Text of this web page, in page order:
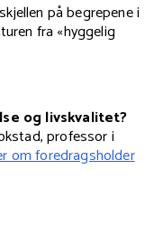
på begrepene i
fra «hyggelig
og livskvalitet?
professor i
om foredragsholder